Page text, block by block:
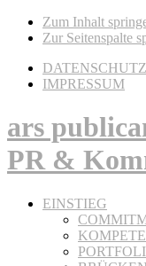
Zum Inhalt
Zur Seitenspalte
IMPRESSUM
ars
PR &
EINSTIEG